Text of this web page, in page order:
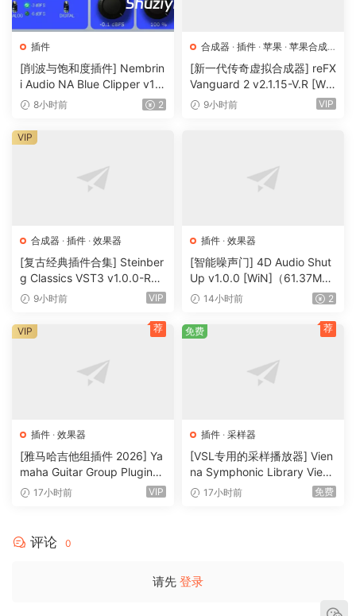
your phased signal sits perfectly in the mix without
unexpected volume spikes.
NFO
64-bit: (VST3, AAX) UNPATCHED
1. Move files where you need them.
ps. keys work for MAC too, if you
download demo on their site
Enjoy this REGGED release.
🏠 HomePage
插件
[削波与饱和度插件] Nembrin
i Audio NA Blue Clipper v1.
0.1 Incl Keygen-R2R [WiN]
8小时前 2
合成器 · 插件 · 苹果 · 苹果合成
器
[新一代传奇虚拟合成器] reFX
Vanguard 2 v2.1.15-V.R [Wi
N, MacOSX]（184MB+240
9小时前 VIP
合成器 · 插件 · 效果器
[复古经典插件合集] Steinber
g Classics VST3 v1.0.0-R2R
[WiN]（27.9MB）
9小时前 VIP
VIP
插件 · 效果器
[智能噪声门] 4D Audio Shut
Up v1.0.0 [WiN]（61.37M
B）14小时前 2
插件 · 效果器
[雅马哈吉他组插件 2026] Ya
maha Guitar Group Plugins
2026 Incl Keygen-R2R [Wi
17小时前 VIP
VIP 荐
插件 · 采样器
[VSL专用的采样播放器] Vien
na Symphonic Library Vienn
a Synchron Player v1.3.302
17小时前 免费
免费 荐
评论 0
请先 登录